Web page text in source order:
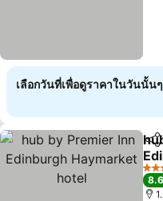
เลือกวันที่เพื่อดูราคาในวันนั้นๆ
แช
3 ด
8.6